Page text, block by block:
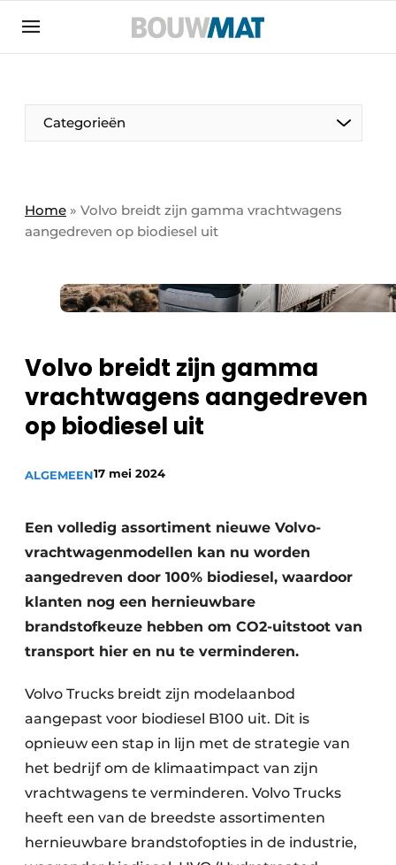
Aanmelden
Bedrijven
Bedrijven
Contact
Evenement aanmelden
Meest gelezen
Podcasts
Privacy / Cookie statement
Vacature aanmelden
Categorieën
Home » Volvo breidt zijn gamma vrachtwagens
aangedreven op biodiesel uit
Volvo breidt zijn gamma
vrachtwagens aangedreven
op biodiesel uit
ALGEMEEN17 mei 2024
Een volledig assortiment nieuwe Volvo-
vrachtwagenmodellen kan nu worden
aangedreven door 100% biodiesel, waardoor
klanten nog een hernieuwbare
brandstofkeuze hebben om CO2-uitstoot van
transport hier en nu te verminderen.
Volvo Trucks breidt zijn modelaanbod
aangepast voor biodiesel B100 uit. Dit is
opnieuw een stap in lijn met de strategie van
het bedrijf om de klimaatimpact van zijn
vrachtwagens te verminderen. Volvo Trucks
heeft een van de breedste assortimenten
hernieuwbare brandstofopties in de industrie,